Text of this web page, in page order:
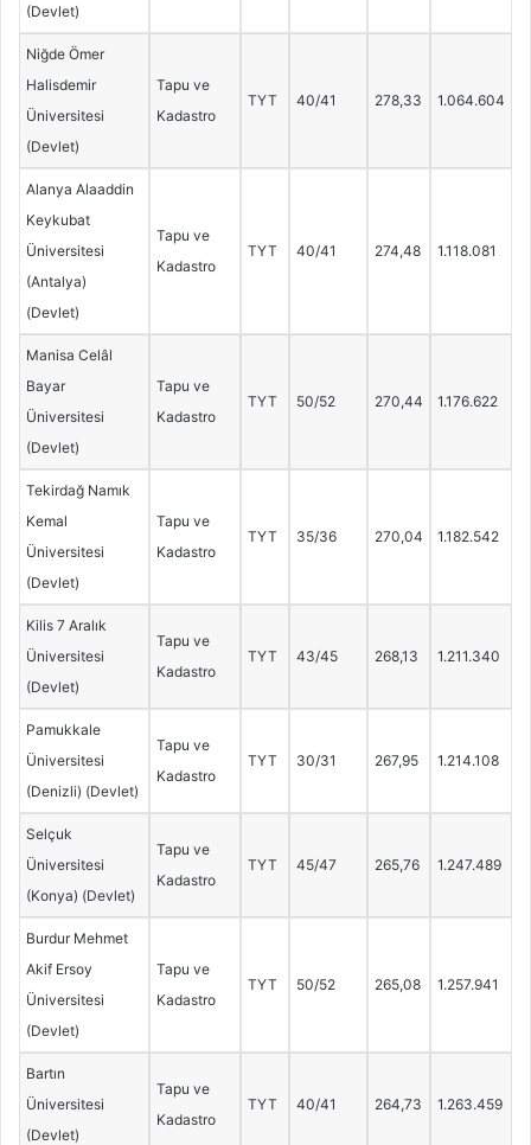
(Devlet)
Niğde Ömer
Halisdemir
Üniversitesi
(Devlet)
Tapu ve
Kadastro
TYT 40/41 278,33 1.064.604
Alanya Alaaddin
Keykubat
Üniversitesi
(Antalya)
(Devlet)
Tapu ve
Kadastro
TYT 40/41 274,48 1.118.081
Manisa Celâl
Bayar
Üniversitesi
(Devlet)
Tapu ve
Kadastro
TYT 50/52 270,44 1.176.622
Tekirdağ Namık
Kemal
Üniversitesi
(Devlet)
Tapu ve
Kadastro
TYT 35/36 270,04 1.182.542
Kilis 7 Aralık
Üniversitesi
(Devlet)
Tapu ve
Kadastro
TYT 43/45 268,13 1.211.340
Pamukkale
Üniversitesi
(Denizli) (Devlet)
Tapu ve
Kadastro
TYT 30/31 267,95 1.214.108
Selçuk
Üniversitesi
(Konya) (Devlet)
Tapu ve
Kadastro
TYT 45/47 265,76 1.247.489
Burdur Mehmet
Akif Ersoy
Üniversitesi
(Devlet)
Tapu ve
Kadastro
TYT 50/52 265,08 1.257.941
Bartın
Üniversitesi
(Devlet)
Tapu ve
Kadastro
TYT 40/41 264,73 1.263.459